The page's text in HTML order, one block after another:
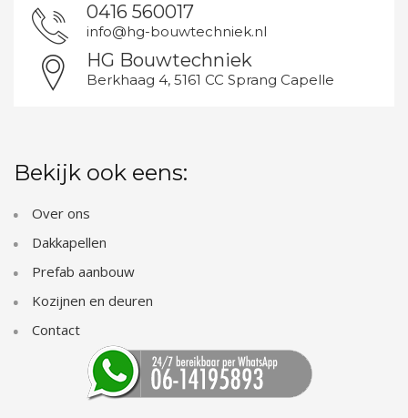
0416 560017
info@hg-bouwtechniek.nl
HG Bouwtechniek
Berkhaag 4, 5161 CC Sprang Capelle
Bekijk ook eens:
Over ons
Dakkapellen
Prefab aanbouw
Kozijnen en deuren
Contact